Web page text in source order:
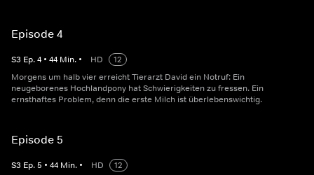
Episode 4
S3 Ep.4 • 44 Min. • HD
12
Morgens um halb vier erreicht Tierarzt David ein Notruf: Ein
neugeborenes Hochlandpony hat Schwierigkeiten zu fressen. Ein
ernsthaftes Problem, denn die erste Milch ist überlebenswichtig.
Episode 5
S3 Ep.5 • 44 Min. • HD
12